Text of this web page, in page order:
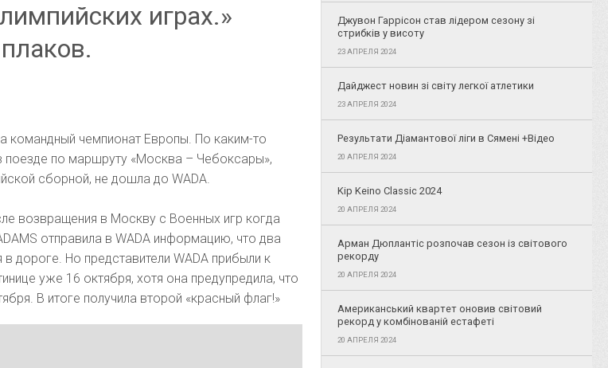
играх.»
командный чемпионат Европы. По каким-то
по маршруту «Москва – Чебоксары»,
сборной, не дошла до WADA.
возвращения в Москву с Военных игр когда
отправила в WADA информацию, что два
дороге. Но представители WADA прибыли к
уже 16 октября, хотя она предупредила, что
В итоге получила второй «красный флаг!»
Джувон Гаррісон став лідером сезону зі
стрибків у висоту
23 АПРЕЛЯ 2024
Дайджест новин зі світу легкої атлетики
23 АПРЕЛЯ 2024
Результати Діамантової ліги в Сямені +Відео
20 АПРЕЛЯ 2024
Kip Keino Classic 2024
20 АПРЕЛЯ 2024
Арман Дюплантіс розпочав сезон із світового
рекорду
20 АПРЕЛЯ 2024
Американський квартет оновив світовий
рекорд у комбінованій естафеті
20 АПРЕЛЯ 2024